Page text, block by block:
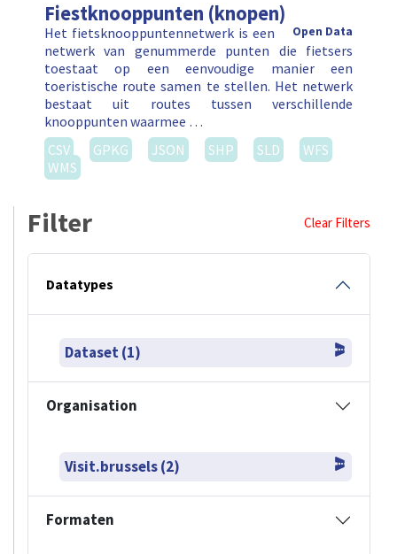
Fiestknooppunten (knopen)
Open Data
Het fietsknooppuntennetwerk is een
netwerk van genummerde punten die fietsers
toestaat op een eenvoudige manier een
toeristische route samen te stellen. Het netwerk
bestaat uit routes tussen verschillende
knooppunten waarmee …
CSV
GPKG JSON SHP SLD
WFS
WMS
Filter Clear Filters
Datatypes
Dataset (1)
Organisation
Visit.brussels (2)
Formaten